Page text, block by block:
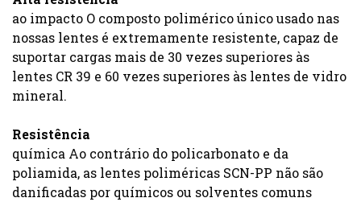
ao impacto O composto polimérico único usado nas
nossas lentes é extremamente resistente, capaz de
suportar cargas mais de 30 vezes superiores às
lentes CR 39 e 60 vezes superiores às lentes de vidro
mineral.
Resistência
química Ao contrário do policarbonato e da
poliamida, as lentes poliméricas SCN-PP não são
danificadas por químicos ou solventes comuns